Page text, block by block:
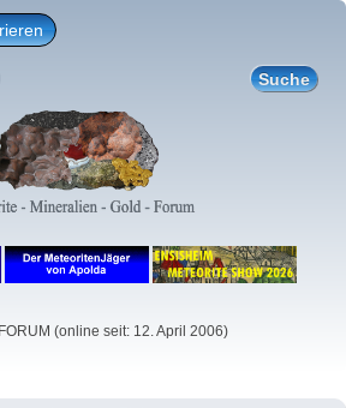
(online seit: 12. April 2006)